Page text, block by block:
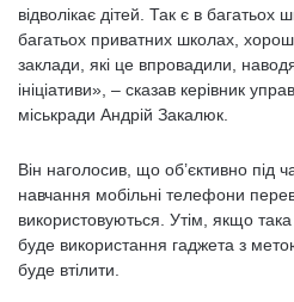
відволікає дітей. Так є в
багатьох приватних школах,
заклади, які це впровадили,
ініціативи», – сказав керівник
міськради Андрій Закалюк.
Він наголосив, що об’єктивно під
навчання мобільні телефони
використовуються. Утім, якщо
буде використання гаджета з
буде втілити.